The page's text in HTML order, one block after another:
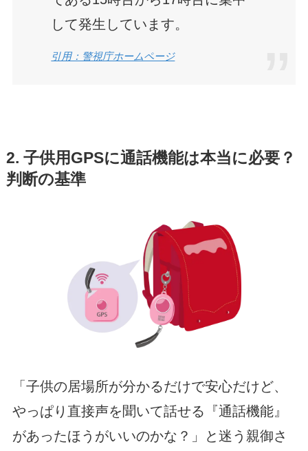
して発生しています。
引用：警視庁ホームページ
2. 子供用GPSに通話機能は本当に必要？
判断の基準
「子供の居場所が分かるだけで安心だけど、
やっぱり直接声を聞いて話せる『通話機能』
があったほうがいいのかな？」と迷う親御さ